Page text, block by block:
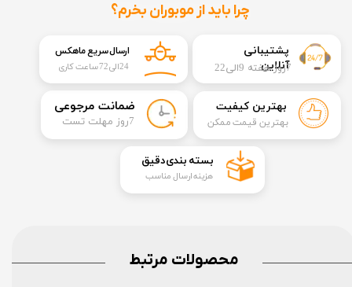
​​پشتیبانی
آنلاین7روز هفته 9الی22
چرا باید از موبوران بخرم؟
​ضمانت مرجوعی
​7روز مهلت تست
بهترین کیفیت
بهترین قیمت ممکن
ارسال سریع ماهکس
24الی72 ساعت کاری
​بسته بندی دقیق​​​​​​​
هزینه ارسال مناسب
محصولات مرتبط